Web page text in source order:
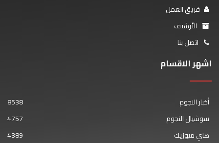
فريق العمل
الأرشيف
اتصل بنا
اشهر الاقسام
أخبار النجوم
8538
سوشيال النجوم
4757
هاي ميوزيك
4389